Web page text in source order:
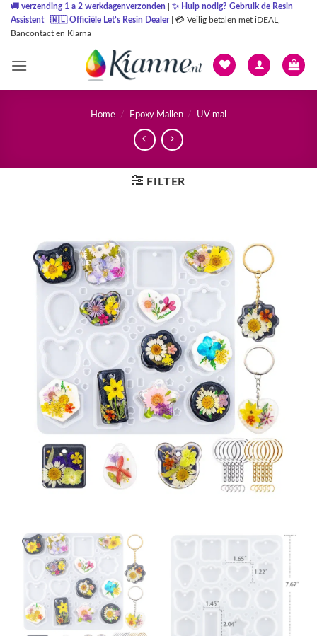
Ga
naar
🚚 verzending 1 a 2 werkdagenverzonden ✨ Hulp nodig? Gebruik de Resin
Assistent
🇳🇱Officiële Let’s Resin Dealer
💳 Veilig betalen met iDEAL,
Bancontact en Klarna
Home / Epoxy Mallen / UV mal
FILTER